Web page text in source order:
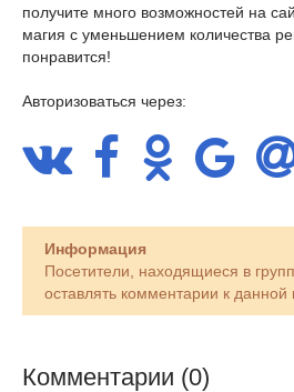
получите много возможностей на
магия с уменьшением количества
понравится!
Авторизоваться через:
Информация
Посетители, находящиеся в
оставлять комментарии к данной
Комментарии (0)